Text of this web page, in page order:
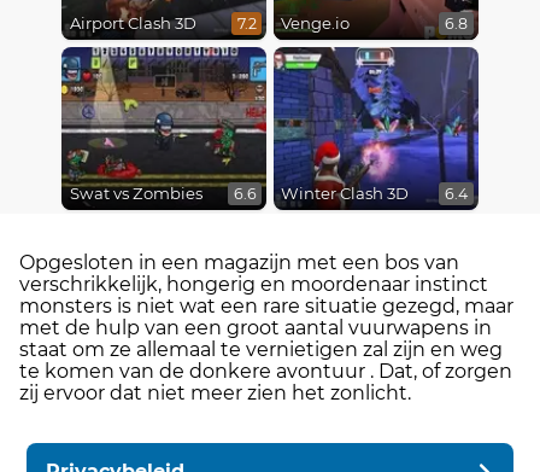
Airport Clash 3D 7.2 Venge.io 6.8
Swat vs Zombies 6.6 Winter Clash 3D 6.4
Opgesloten in een magazijn met een bos van
verschrikkelijk, hongerig en moordenaar instinct
monsters is niet wat een rare situatie gezegd, maar
met de hulp van een groot aantal vuurwapens in
staat om ze allemaal te vernietigen zal zijn en weg
te komen van de donkere avontuur . Dat, of zorgen
zij ervoor dat niet meer zien het zonlicht.